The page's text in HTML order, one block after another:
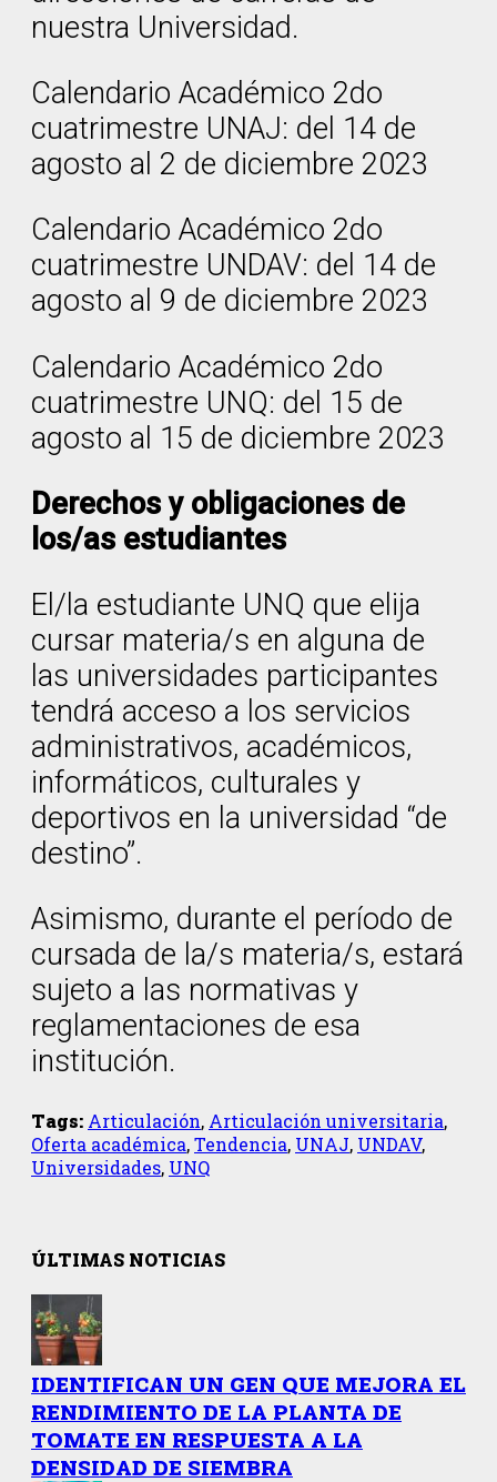
nuestra Universidad.
Calendario Académico 2do
cuatrimestre UNAJ: del 14 de
agosto al 2 de diciembre 2023
Calendario Académico 2do
cuatrimestre UNDAV: del 14 de
agosto al 9 de diciembre 2023
Calendario Académico 2do
cuatrimestre UNQ: del 15 de
agosto al 15 de diciembre 2023
Derechos y obligaciones de
los/as estudiantes
El/la estudiante UNQ que elija
cursar materia/s en alguna de
las universidades participantes
tendrá acceso a los servicios
administrativos, académicos,
informáticos, culturales y
deportivos en la universidad “de
destino”.
Asimismo, durante el período de
cursada de la/s materia/s, estará
sujeto a las normativas y
reglamentaciones de esa
institución.
Tags: Articulación, Articulación universitaria,
Oferta académica,Tendencia, UNAJ, UNDAV,
Universidades, UNQ
ÚLTIMAS NOTICIAS
IDENTIFICAN UN GEN QUE MEJORA EL
RENDIMIENTO DE LA PLANTA DE
TOMATE EN RESPUESTA A LA
DENSIDAD DE SIEMBRA